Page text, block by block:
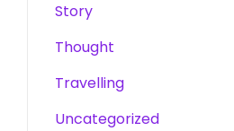
Story
Thought
Travelling
Uncategorized